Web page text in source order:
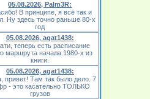
05.08.2026, Palm3R:
В принципе, я всё так и
Ну здесь точно раньше 80-х
год
05.08.2026, agat1438:
теперь есть расписание
маршрута начала 1980-х из
книги.
05.08.2026, agat1438:
привет! Там так было дело. 7
- это касательно ТОЛЬКО
грузов